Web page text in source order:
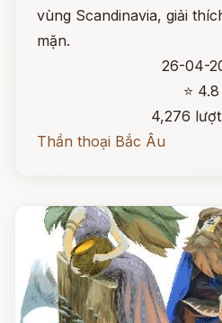
vùng Scandinavia, giải
mặn.
26-04-
⭐ 4.8
4,276
Thần thoại Bắc Âu